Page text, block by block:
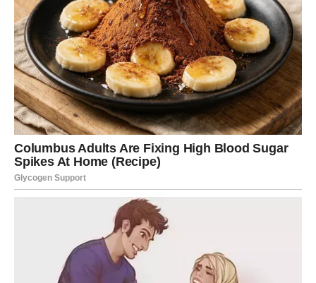
primećuje tvoj trud, ali tek sada – kada si prestao da ga
namećeš. Sudbina ti poručuje:ono što je tvoje, ne može
te zaobići.
Karmička poruka za Ovna
Sledeća sedmica nosi snažnu karmičku energiju. Sve ono
što si radio iskreno, čak i kada te je bolelo, sada se vraća.
Ako si praštao – dobijaš mir. Ako si ćutao – istina izlazi na
videlo. Ako si bio strpljiv – dolazi nagrada.
Čudo koje sudbina sprema Ovnu nije samo jedan
događaj, već
niz sitnih i velikih znakovakoji ti pokazuju